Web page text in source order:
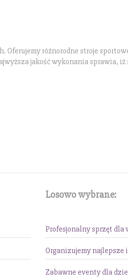
Oferujemy różnorodne stroje
jakość wykonania sprawia, iż
Losowo wybrane:
Profesjonalny sprzęt dla
Organizujemy najlepsze
Zabawne eventy dla